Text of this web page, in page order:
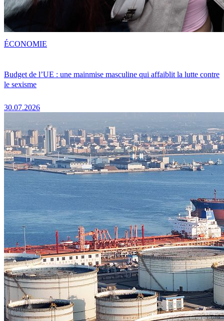
Budget de l’UE : une mainmise masculine qui affaiblit la lutte contre
le sexisme
30.07.2026
ÉCONOMIE